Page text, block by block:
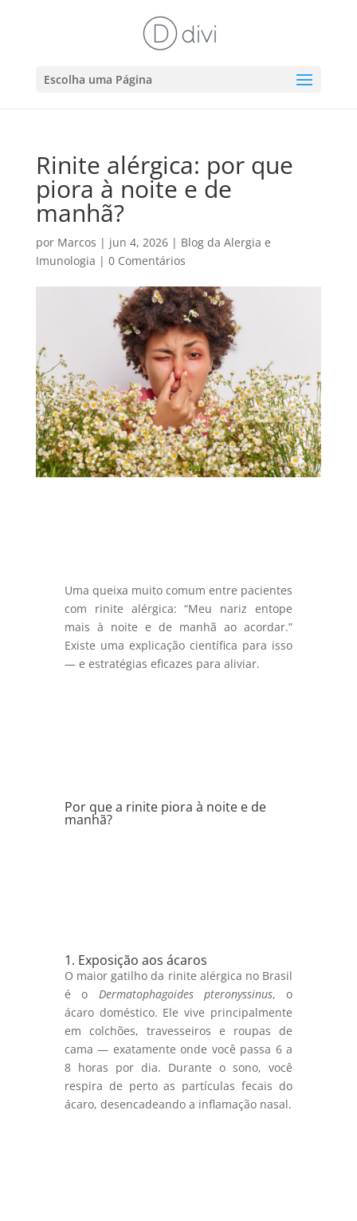
Escolha uma Página
Rinite alérgica: por que
piora à noite e de
manhã?
por Marcos | jun 4, 2026| Blog da Alergia e
Imunologia | 0 Comentários
Uma queixa muito comum entre pacientes
com rinite alérgica: “Meu nariz entope
mais à noite e de manhã ao acordar.”
Existe uma explicação científica para isso
— e estratégias eficazes para aliviar.
Por que a rinite piora à noite e de
manhã?
1. Exposição aos ácaros
O maior gatilho da rinite alérgica no Brasil
é o Dermatophagoides pteronyssinus, o
ácaro doméstico. Ele vive principalmente
em colchões, travesseiros e roupas de
cama — exatamente onde você passa 6 a
8 horas por dia. Durante o sono, você
respira de perto as partículas fecais do
ácaro, desencadeando a inflamação nasal.